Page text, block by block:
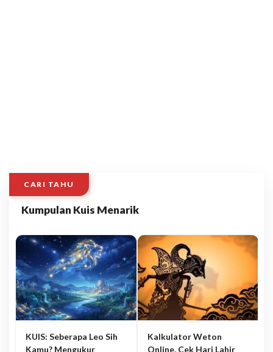
CARI TAHU
Kumpulan Kuis Menarik
KUIS: Seberapa Leo Sih
Kamu? Mengukur
Kalkulator Weton
Online, Cek Hari Lahir